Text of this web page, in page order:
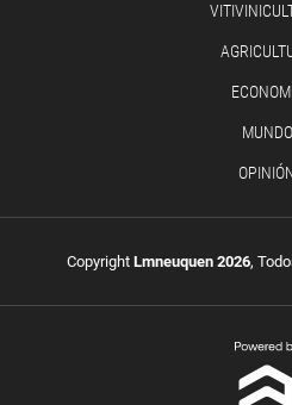
MUNDO
Copyright Lmneuquen 2026,